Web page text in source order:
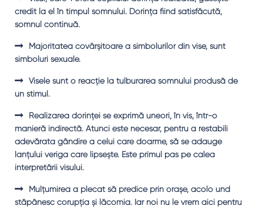
credit la el în timpul somnului. Dorinţa fiind satisfăcută,
somnul continuă.
Majoritatea covârşitoare a simbolurilor din vise, sunt
simboluri sexuale.
Visele sunt o reacţie la tulburarea somnului produsă de
un stimul.
Realizarea dorinţei se exprimă uneori, în vis, într-o
manieră indirectă. Atunci este necesar, pentru a restabili
adevărata gândire a celui care doarme, să se adauge
lanţului veriga care lipseşte. Este primul pas pe calea
interpretării visului.
Mulţumirea a plecat să predice prin oraşe, acolo und
stăpânesc corupţia şi lăcomia. Iar noi nu le vrem aici pentru